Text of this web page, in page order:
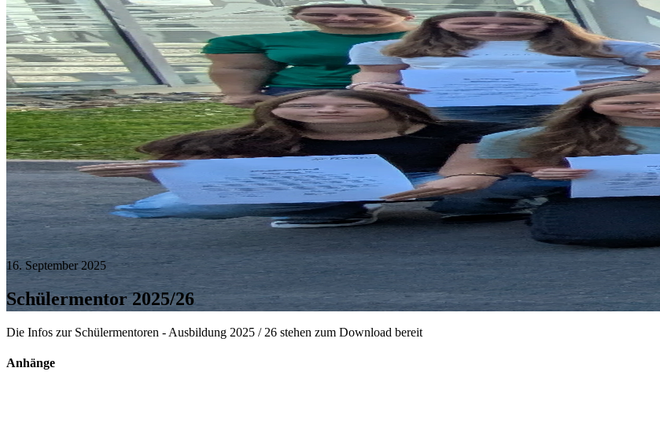
16. September 2025
Schülermentor 2025/26
Die Infos zur Schülermentoren - Ausbildung 2025 / 26 stehen zum Download bereit
Anhänge